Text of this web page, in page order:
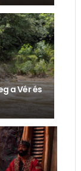
a Vér és